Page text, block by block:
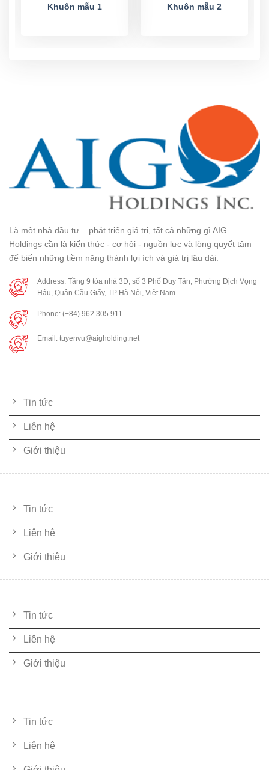
Khuôn mẫu 1 Khuôn mẫu 2
Là một nhà đầu tư – phát triển giá trị, tất cả những gì AIG
Holdings cần là kiến thức - cơ hội - nguồn lực và lòng quyết tâm
để biến những tiềm năng thành lợi ích và giá trị lâu dài.
Address: Tầng 9 tòa nhà 3D, số 3 Phố Duy Tân, Phường Dịch Vọng
Hậu, Quận Cầu Giấy, TP Hà Nội, Việt Nam
Phone: (+84) 962 305 911
Email: tuyenvu@aigholding.net
Tin tức
Liên hệ
Giới thiệu
Tin tức
Liên hệ
Giới thiệu
Tin tức
Liên hệ
Giới thiệu
Tin tức
Liên hệ